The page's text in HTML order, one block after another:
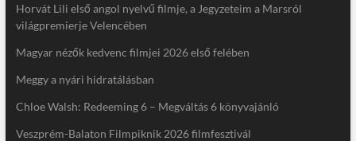
Horvát Lili első angol nyelvű filmje, a Jegyzeteim a Marsról
világpremierje Velencében
Magyar nézők kedvenc filmjei 2026 első felében
Meggy a nyári hidratálásban
Chloe Walsh: Redeeming 6 – Megváltás 6 könyvajánló
Veszprém-Balaton Filmpiknik 2026 filmfesztivál